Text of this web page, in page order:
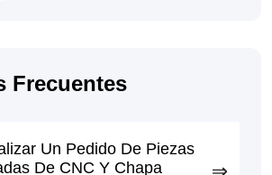
Frecuentes
Un Pedido De Piezas
De CNC Y Chapa